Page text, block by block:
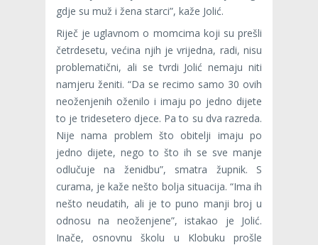
gdje su muž i žena starci”, kaže Jolić.
Riječ je uglavnom o momcima koji su prešli
četrdesetu, većina njih je vrijedna, radi, nisu
problematični, ali se tvrdi Jolić nemaju niti
namjeru ženiti. “Da se recimo samo 30 ovih
neoženjenih oženilo i imaju po jedno dijete
to je tridesetero djece. Pa to su dva razreda.
Nije nama problem što obitelji imaju po
jedno dijete, nego to što ih se sve manje
odlučuje na ženidbu”, smatra župnik. S
curama, je kaže nešto bolja situacija. “Ima ih
nešto neudatih, ali je to puno manji broj u
odnosu na neoženjene”, istakao je Jolić.
Inače, osnovnu školu u Klobuku prošle